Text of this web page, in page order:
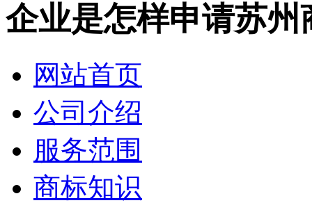
企业是怎样申请苏州
网站首页
公司介绍
服务范围
商标知识